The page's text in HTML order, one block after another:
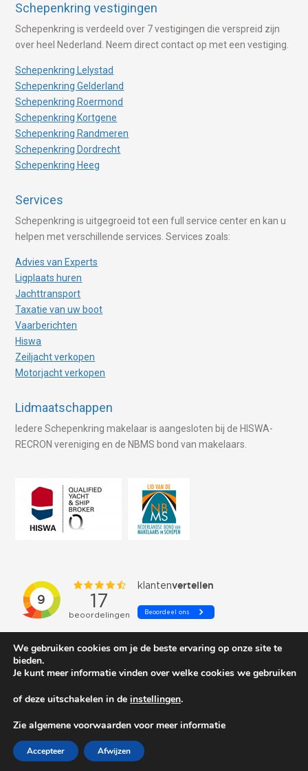
Schepenkring vestigingen
Schepenkring is verdeeld over 7 vestigingen die verspreid zijn
over heel Nederland. Neem direct contact op met een vestiging.
Schepenkring Lelystad
Schepenkring Gelderland
Schepenkring Roermond
Schepenkring Kortgene
Schepenkring Randmeren
Schepenkring Dordrecht
Schepenkring Heeg
Services
Schepenkring is uitgegroeid tot een full service center en kan u
helpen met verschillende services. Services zoals:
Advies van Experts
Ligplaats huren
Jachttransport
Taxatie van uw boot
Vaarberichten
Hiswa
Zeiljacht verkopen
Motorjacht verkopen
Lidmaatschappen
Iedere Schepenkring makelaar is aangesloten bij de HISWA-
RECRON vereniging en de NBMS bond van makelaars.
Privacy and cookies
We gebruiken cookies om je de beste ervaring op onze site te
bieden.
Je kunt meer informatie vinden over welke cookies we gebruiken
of deze uitschakelen in de instellingen.
Zie algemene voorwaarden voor meer informatie
Accepteer Afwijzen